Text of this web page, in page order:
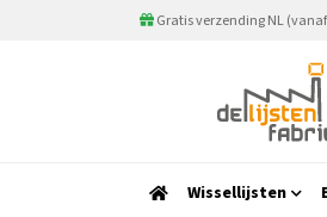
Gratis verzending NL
Wissellijsten